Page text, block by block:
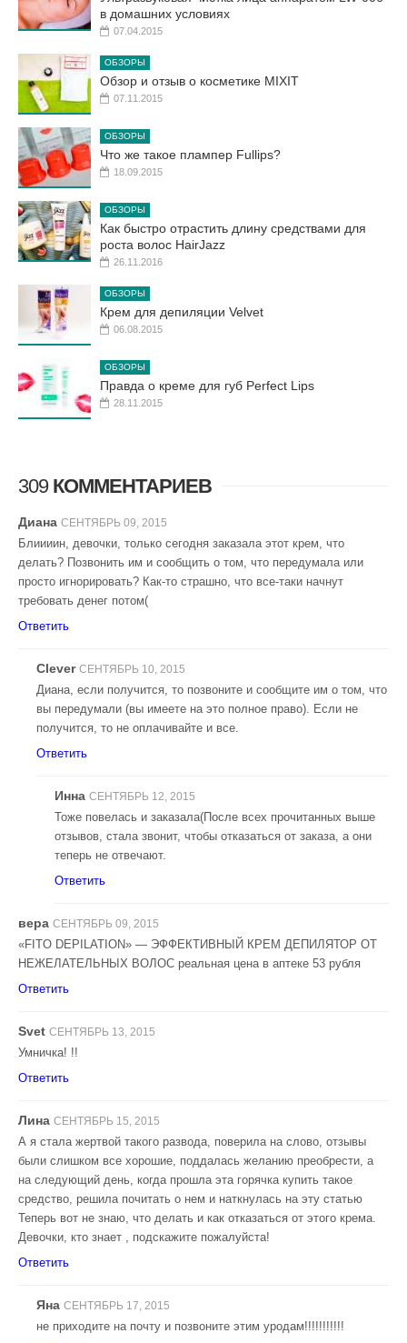
в домашних условиях
07.04.2015
ОБЗОРЫ
Обзор и отзыв о косметике MIXIT
07.11.2015
ОБЗОРЫ
Что же такое плампер Fullips?
18.09.2015
ОБЗОРЫ
Как быстро отрастить длину средствами для
роста волос HairJazz
26.11.2016
ОБЗОРЫ
Крем для депиляции Velvet
06.08.2015
ОБЗОРЫ
Правда о креме для губ Perfect Lips
28.11.2015
309 КОММЕНТАРИЕВ
Диана СЕНТЯБРЬ 09, 2015
Блиииин, девочки, только сегодня заказала этот крем, что
делать? Позвонить им и сообщить о том, что передумала или
просто игнорировать? Как-то страшно, что все-таки начнут
требовать денег потом(
Ответить
Clever СЕНТЯБРЬ 10, 2015
Диана, если получится, то позвоните и сообщите им о том, что
вы передумали (вы имеете на это полное право). Если не
получится, то не оплачивайте и все.
Ответить
Инна СЕНТЯБРЬ 12, 2015
Тоже повелась и заказала(После всех прочитанных выше
отзывов, стала звонит, чтобы отказаться от заказа, а они
теперь не отвечают.
Ответить
вера СЕНТЯБРЬ 09, 2015
«FITO DEPILATION» — ЭФФЕКТИВНЫЙ КРЕМ ДЕПИЛЯТОР ОТ
НЕЖЕЛАТЕЛЬНЫХ ВОЛОС реальная цена в аптеке 53 рубля
Ответить
Svet СЕНТЯБРЬ 13, 2015
Умничка! !!
Ответить
Лина СЕНТЯБРЬ 15, 2015
А я стала жертвой такого развода, поверила на слово, отзывы
были слишком все хорошие, поддалась желанию преобрести, а
на следующий день, когда прошла эта горячка купить такое
средство, решила почитать о нем и наткнулась на эту статью
Теперь вот не знаю, что делать и как отказаться от этого крема.
Девочки, кто знает , подскажите пожалуйста!
Ответить
Яна СЕНТЯБРЬ 17, 2015
не приходите на почту и позвоните этим уродам!!!!!!!!!!!